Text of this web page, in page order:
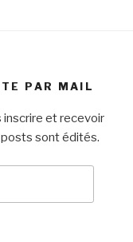
PAR MAIL
inscrire et recevoir
sont édités.